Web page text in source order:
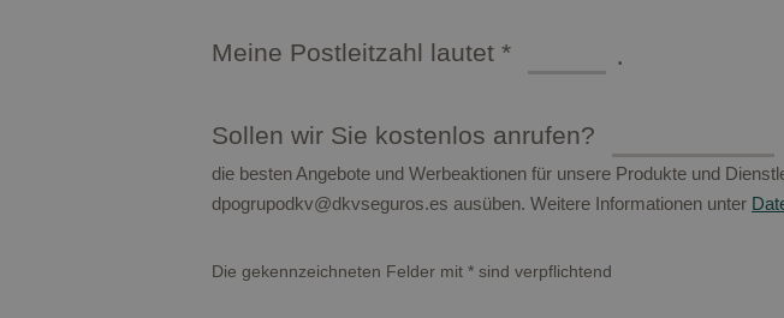
Format: T/M/J
Meine Postleitzahl lautet *
Sollen wir Sie kostenlos anrufen?
die besten Angebote und Werbeaktionen für unsere Produkte und
dpogrupodkv@dkvseguros.es ausüben. Weitere Informationen unter
Die gekennzeichneten Felder mit * sind verpflichtend